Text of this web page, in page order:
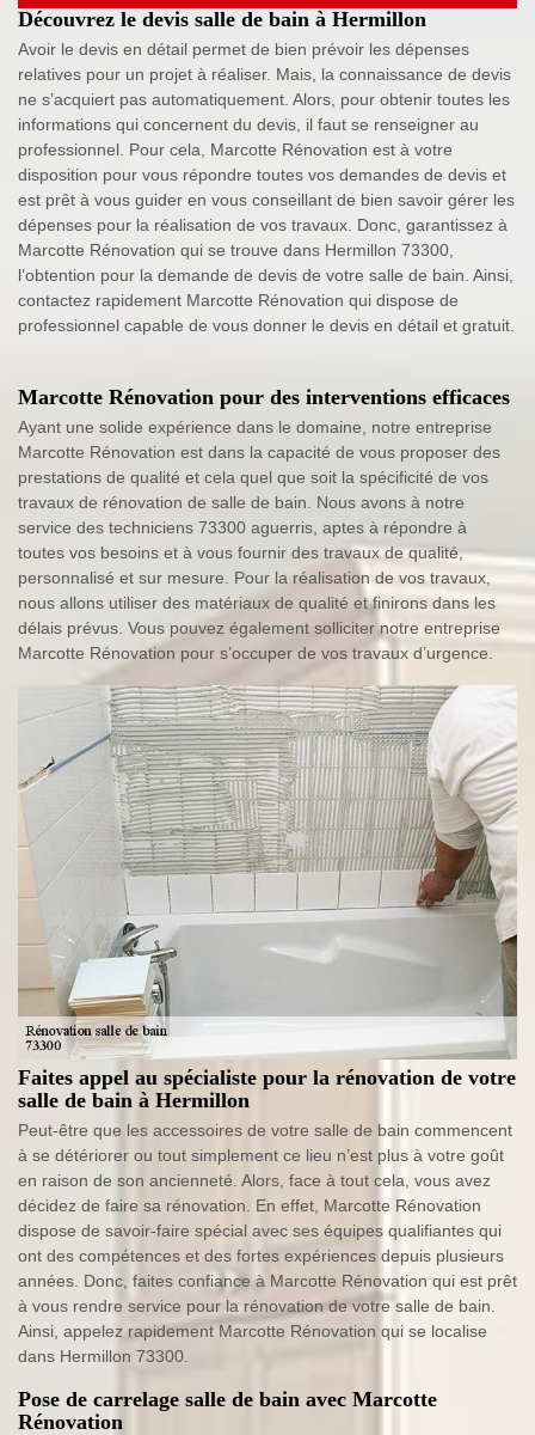
Découvrez le devis salle de bain à Hermillon
Avoir le devis en détail permet de bien prévoir les dépenses
relatives pour un projet à réaliser. Mais, la connaissance de devis
ne s’acquiert pas automatiquement. Alors, pour obtenir toutes les
informations qui concernent du devis, il faut se renseigner au
professionnel. Pour cela, Marcotte Rénovation est à votre
disposition pour vous répondre toutes vos demandes de devis et
est prêt à vous guider en vous conseillant de bien savoir gérer les
dépenses pour la réalisation de vos travaux. Donc, garantissez à
Marcotte Rénovation qui se trouve dans Hermillon 73300,
l’obtention pour la demande de devis de votre salle de bain. Ainsi,
contactez rapidement Marcotte Rénovation qui dispose de
professionnel capable de vous donner le devis en détail et gratuit.
Marcotte Rénovation pour des interventions efficaces
Ayant une solide expérience dans le domaine, notre entreprise
Marcotte Rénovation est dans la capacité de vous proposer des
prestations de qualité et cela quel que soit la spécificité de vos
travaux de rénovation de salle de bain. Nous avons à notre
service des techniciens 73300 aguerris, aptes à répondre à
toutes vos besoins et à vous fournir des travaux de qualité,
personnalisé et sur mesure. Pour la réalisation de vos travaux,
nous allons utiliser des matériaux de qualité et finirons dans les
délais prévus. Vous pouvez également solliciter notre entreprise
Marcotte Rénovation pour s’occuper de vos travaux d’urgence.
Faites appel au spécialiste pour la rénovation de votre
salle de bain à Hermillon
Peut-être que les accessoires de votre salle de bain commencent
à se détériorer ou tout simplement ce lieu n’est plus à votre goût
en raison de son ancienneté. Alors, face à tout cela, vous avez
décidez de faire sa rénovation. En effet, Marcotte Rénovation
dispose de savoir-faire spécial avec ses équipes qualifiantes qui
ont des compétences et des fortes expériences depuis plusieurs
années. Donc, faites confiance à Marcotte Rénovation qui est prêt
à vous rendre service pour la rénovation de votre salle de bain.
Ainsi, appelez rapidement Marcotte Rénovation qui se localise
dans Hermillon 73300.
Pose de carrelage salle de bain avec Marcotte
Rénovation